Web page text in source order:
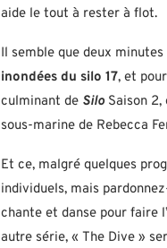
aide le tout à rester à flot.
Il semble que deux
inondées du silo 17, et
culminant de SiloSaison 2,
sous-marine de Rebecca
Et ce, malgré quelques
individuels, mais
chante et danse pour faire
autre série, « The Dive »